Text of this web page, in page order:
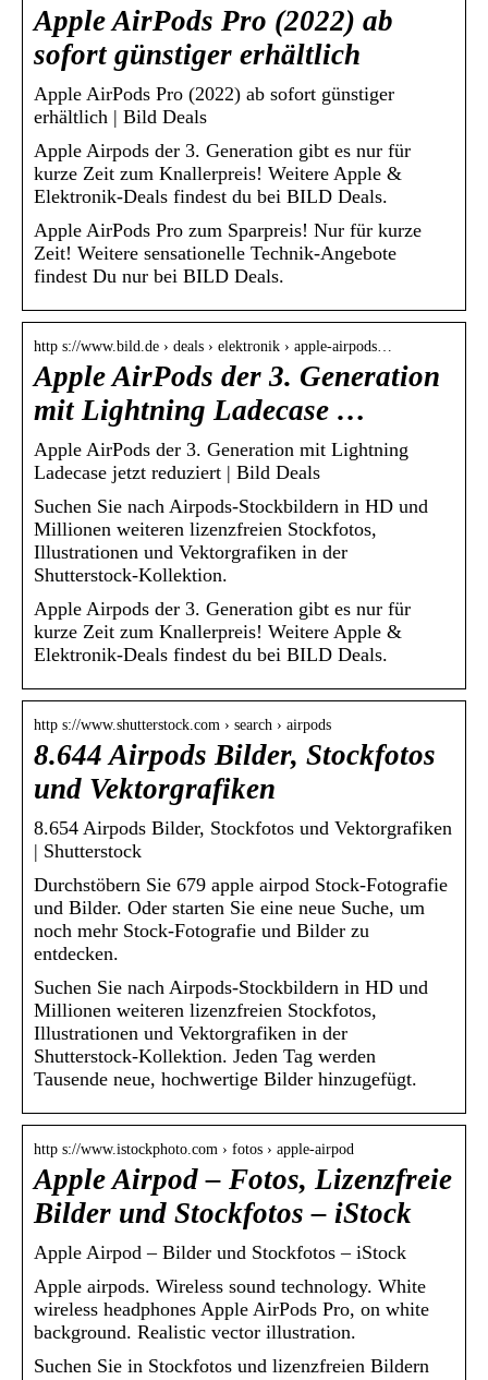
Apple AirPods Pro (2022) ab
sofort günstiger erhältlich
Apple AirPods Pro (2022) ab sofort günstiger
erhältlich | Bild Deals
Apple Airpods der 3. Generation gibt es nur für
kurze Zeit zum Knallerpreis! Weitere Apple &
Elektronik-Deals findest du bei BILD Deals.
Apple AirPods Pro zum Sparpreis! Nur für kurze
Zeit! Weitere sensationelle Technik-Angebote
findest Du nur bei BILD Deals.
http s://www.bild.de › deals › elektronik › apple-airpods…
Apple AirPods der 3. Generation
mit Lightning Ladecase …
Apple AirPods der 3. Generation mit Lightning
Ladecase jetzt reduziert | Bild Deals
Suchen Sie nach Airpods-Stockbildern in HD und
Millionen weiteren lizenzfreien Stockfotos,
Illustrationen und Vektorgrafiken in der
Shutterstock-Kollektion.
Apple Airpods der 3. Generation gibt es nur für
kurze Zeit zum Knallerpreis! Weitere Apple &
Elektronik-Deals findest du bei BILD Deals.
http s://www.shutterstock.com › search › airpods
8.644 Airpods Bilder, Stockfotos
und Vektorgrafiken
8.654 Airpods Bilder, Stockfotos und Vektorgrafiken
| Shutterstock
Durchstöbern Sie 679 apple airpod Stock-Fotografie
und Bilder. Oder starten Sie eine neue Suche, um
noch mehr Stock-Fotografie und Bilder zu
entdecken.
Suchen Sie nach Airpods-Stockbildern in HD und
Millionen weiteren lizenzfreien Stockfotos,
Illustrationen und Vektorgrafiken in der
Shutterstock-Kollektion. Jeden Tag werden
Tausende neue, hochwertige Bilder hinzugefügt.
http s://www.istockphoto.com › fotos › apple-airpod
Apple Airpod – Fotos, Lizenzfreie
Bilder und Stockfotos – iStock
Apple Airpod – Bilder und Stockfotos – iStock
Apple airpods. Wireless sound technology. White
wireless headphones Apple AirPods Pro, on white
background. Realistic vector illustration.
Suchen Sie in Stockfotos und lizenzfreien Bildern